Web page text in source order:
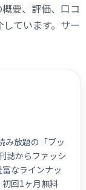
要、評価、口コ
ています。サー
み放題の「ブッ
誌からファッシ
なラインナッ
回1ヶ月無料